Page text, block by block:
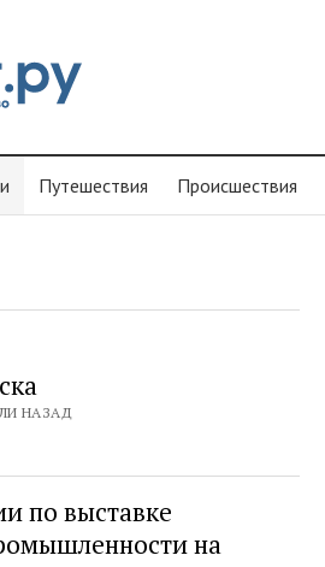
Путешествия Проиcшествия
НАЗАД
по выставке
на